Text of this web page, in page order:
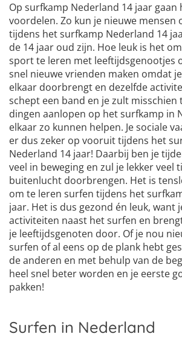
Op surfkamp Nederland 14 jaar gaan
voordelen. Zo kun je nieuwe mensen
tijdens het surfkamp Nederland 14
de 14 jaar oud zijn. Hoe leuk is het
sport te leren met leeftijdsgenootjes
snel nieuwe vrienden maken omdat
elkaar doorbrengt en dezelfde
schept een band en je zult misschien
dingen aanlopen op het surfkamp in
elkaar zo kunnen helpen. Je sociale
er dus zeker op vooruit tijdens het
Nederland 14 jaar! Daarbij ben je
veel in beweging en zul je lekker veel
buitenlucht doorbrengen. Het is
om te leren surfen tijdens het
jaar. Het is dus gezond én leuk, want
activiteiten naast het surfen en
je leeftijdsgenoten door. Of je nou
surfen of al eens op de plank hebt
de anderen en met behulp van de
heel snel beter worden en je eerste
pakken!
Surfen in Nederland